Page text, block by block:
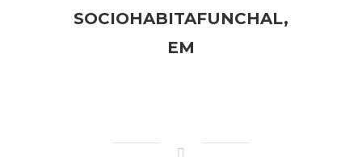
SOCIOHABITAFUNCHAL,
EM